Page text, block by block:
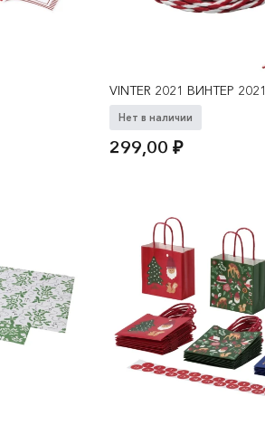
VINTER 2021 ВИНТЕР 2021
Нет в наличии
299,00₽